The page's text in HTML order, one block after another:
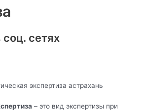
сетях
– это вид экспертизы при